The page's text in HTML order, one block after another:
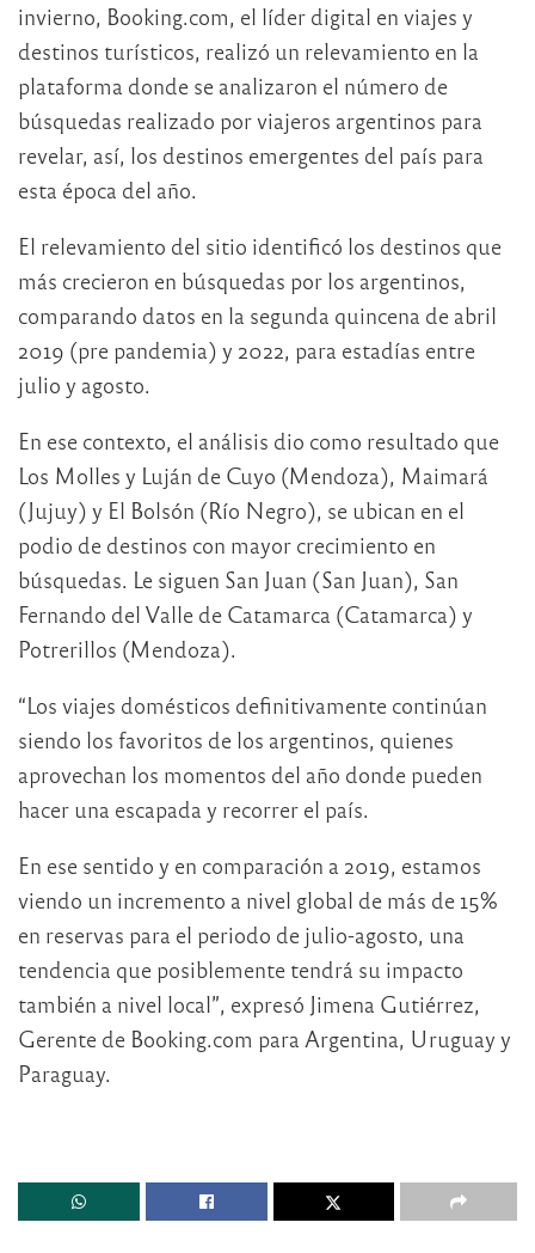
invierno, Booking.com, el líder digital en viajes y
destinos turísticos, realizó un relevamiento en la
plataforma donde se analizaron el número de
búsquedas realizado por viajeros argentinos para
revelar, así, los destinos emergentes del país para
esta época del año.
El relevamiento del sitio identificó los destinos que
más crecieron en búsquedas por los argentinos,
comparando datos en la segunda quincena de abril
2019 (pre pandemia) y 2022, para estadías entre
julio y agosto.
En ese contexto, el análisis dio como resultado que
Los Molles y Luján de Cuyo (Mendoza), Maimará
(Jujuy) y El Bolsón (Río Negro), se ubican en el
podio de destinos con mayor crecimiento en
búsquedas. Le siguen San Juan (San Juan), San
Fernando del Valle de Catamarca (Catamarca) y
Potrerillos (Mendoza).
“Los viajes domésticos definitivamente continúan
siendo los favoritos de los argentinos, quienes
aprovechan los momentos del año donde pueden
hacer una escapada y recorrer el país.
En ese sentido y en comparación a 2019, estamos
viendo un incremento a nivel global de más de 15%
en reservas para el periodo de julio-agosto, una
tendencia que posiblemente tendrá su impacto
también a nivel local”, expresó Jimena Gutiérrez,
Gerente de Booking.com para Argentina, Uruguay y
Paraguay.